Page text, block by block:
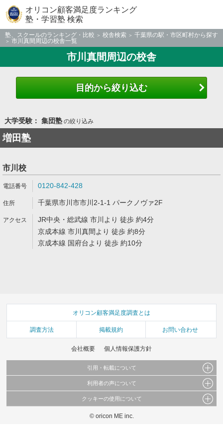
オリコン顧客満足度ランキング
塾・学習塾 検索
塾、スクールのランキング・比較 校舎検索
千葉県の駅・市区町村から探す
市川真間周辺の校舎一覧
市川真間周辺の校舎
目的から絞り込む
大学受験： 集団塾の絞り込み
増田塾
市川校
0120-842-428
千葉県市川市市川2-1-1 パークノヴァ2F
JR中央・総武線 市川より 徒歩 約4分
京成本線 市川真間より 徒歩 約8分
京成本線 国府台より 徒歩 約10分
オリコン顧客満足度調査とは
調査方法 掲載規約 お問い合わせ
会社概要 個人情報保護方針
引用・転載について
当サイトで公開されている情報（文字、写真、イラスト、画像データ等）及びこれらの配
これらの情報を権利者の許可なく無断転載・複製などの二次利用を行うことは固く禁じて
利用者の声について
当サイトに掲載している内容はすべてサービスの利用者が提出された見解・感想です。
弊社の見解・ 意見ではないことをご理解いただいた上でご覧ください。
クッキーの使用について
このサイトでは Cookie を使用して、ユーザーに合わせたコンテンツや広告の表示、ソー
© oricon ME inc.